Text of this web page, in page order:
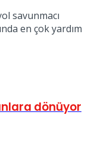
savunmacı
en çok yardım
dönüyor